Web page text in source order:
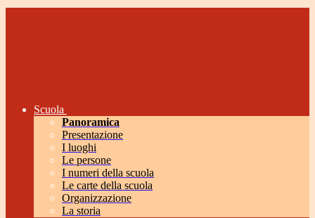
Scuola
Panoramica
Presentazione
I luoghi
Le persone
I numeri della scuola
Le carte della scuola
Organizzazione
La storia